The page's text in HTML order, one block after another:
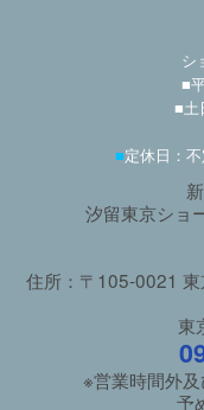
シ
■
■土
■定休日：
汐留東京ショ
住所：〒105-0021
東
※営業時間外
予